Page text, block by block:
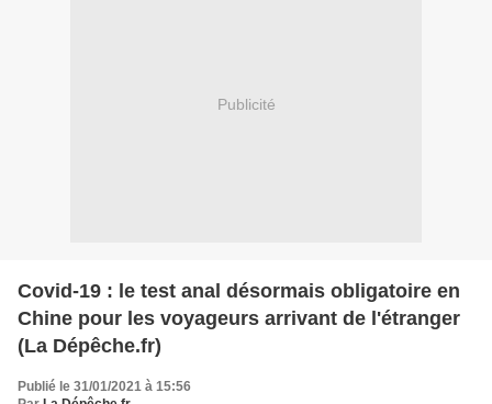
Publicité
Covid-19 : le test anal désormais obligatoire en
Chine pour les voyageurs arrivant de l'étranger
(La Dépêche.fr)
Publié le 31/01/2021 à 15:56